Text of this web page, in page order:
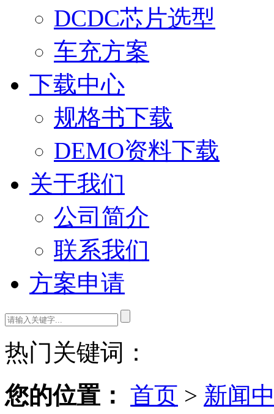
DCDC芯片选型
车充方案
下载中心
规格书下载
DEMO资料下载
关于我们
公司简介
联系我们
方案申请
热门关键词：
您的位置： 首页 > 新闻